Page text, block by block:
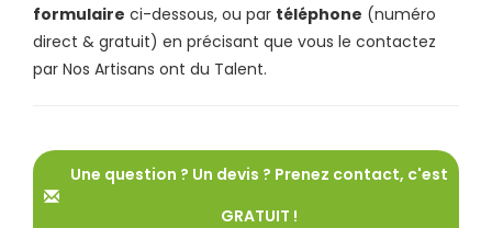
formulaire ci-dessous, ou par téléphone (numéro
direct & gratuit) en précisant que vous le contactez
par Nos Artisans ont du Talent.
Une question ? Un devis ? Prenez contact, c'est
GRATUIT !